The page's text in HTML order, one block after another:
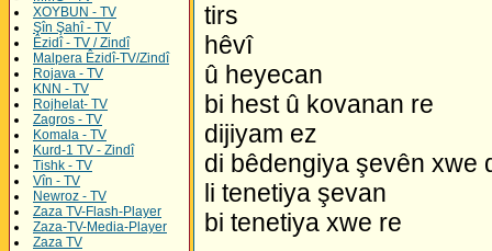
XOYBUN - TV
Şîn Şahî - TV
Êzidî - TV / Zindî
Malpera Êzidî-TV/Zindî
Rojava - TV
KNN - TV
Rojhelat- TV
Zagros - TV
Komala - TV
Kurd-1 TV - Zindî
Tishk - TV
Vîn - TV
Newroz - TV
Zaza TV-Flash-Player
Zaza-TV-Media-Player
Zaza TV
tirs
hêvî
û heyecan
bi hest û kovanan re
dijiyam ez
di bêdengiya şevên xwe
li tenetiya şevan
bi tenetiya xwe re